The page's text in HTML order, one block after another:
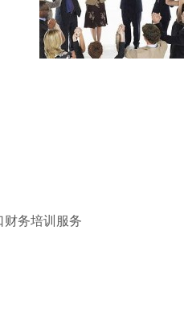
务培训服务